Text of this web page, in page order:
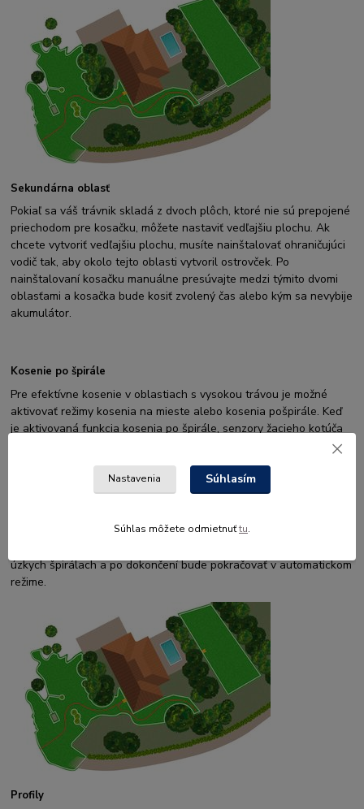
Sekundárna oblasť
Pokiaľ sa váš trávnik skladá z dvoch plôch, ktoré nie sú prepojené
priechodom pre kosačku, môžete nastaviť vedľajšiu plochu. Ak
chcete vytvoriť vedľajšiu plochu, musíte nainštalovať ohraničujúci
vodič tak, aby okolo tejto oblasti vytvoril ostrovček. Po
nainštalovaní kosačku manuálne presúvajte medzi týmito dvomi
oblasťami a kosačka bude kosiť zvolený čas alebo kým sa nevybije
akumulátor.
Kosenie po špirále
Pre efektívne kosenie v oblastiach s vysokou trávou je možné
aktivovať režimy kosenia na mieste alebo kosenia pošpirále. Keď
je aktivovaná funkcia kosenia po špirále, senzory žacieho kotúča
automaticky prepnú technológiu kosenia na systematický
špirálový vzor. Režim Kosenia na mieste je určený na rýchle
kosenie menšej plochy s vyššou trávou. Je to veľmi užitočné
tento nábytok premiestni. Umiestnite kosačku na požadované
úzkych špirálach a po dokončení bude pokračovať v automatickom
režime.
Profily
Nastavenia Súhlasím
Súhlas môžete odmietnuťtu.